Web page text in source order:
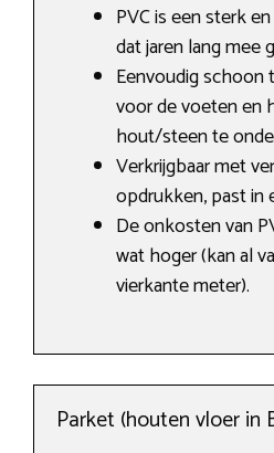
PVC is een sterk
dat jaren lang mee
Eenvoudig
voor de voeten en
hout/steen te
Verkrijgbaar met
opdrukken, past in
De onkosten van
wat hoger (kan al
vierkante meter).
Parket (houten vloer in